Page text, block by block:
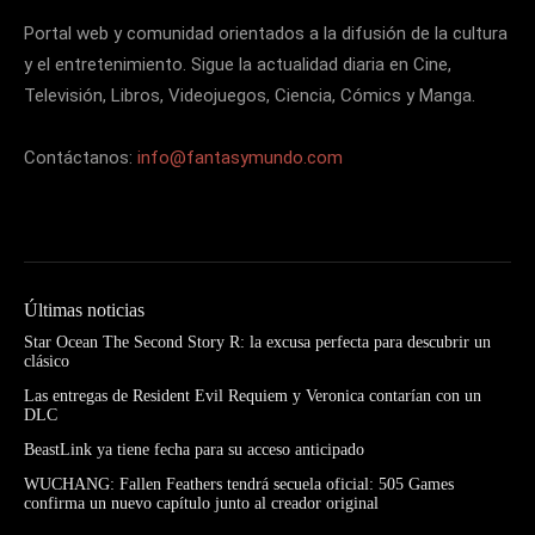
Portal web y comunidad orientados a la difusión de la cultura
y el entretenimiento. Sigue la actualidad diaria en Cine,
Televisión, Libros, Videojuegos, Ciencia, Cómics y Manga.
Contáctanos: info@fantasymundo.com
Últimas noticias
Star Ocean The Second Story R: la excusa perfecta para descubrir un
clásico
Las entregas de Resident Evil Requiem y Veronica contarían con un
DLC
BeastLink ya tiene fecha para su acceso anticipado
WUCHANG: Fallen Feathers tendrá secuela oficial: 505 Games
confirma un nuevo capítulo junto al creador original